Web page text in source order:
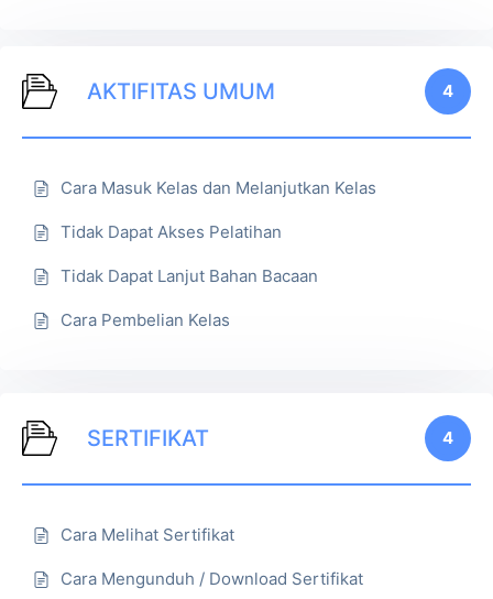
AKTIFITAS UMUM 4
Cara Masuk Kelas dan Melanjutkan Kelas
Tidak Dapat Akses Pelatihan
Tidak Dapat Lanjut Bahan Bacaan
Cara Pembelian Kelas
SERTIFIKAT 4
Cara Melihat Sertifikat
Cara Mengunduh / Download Sertifikat